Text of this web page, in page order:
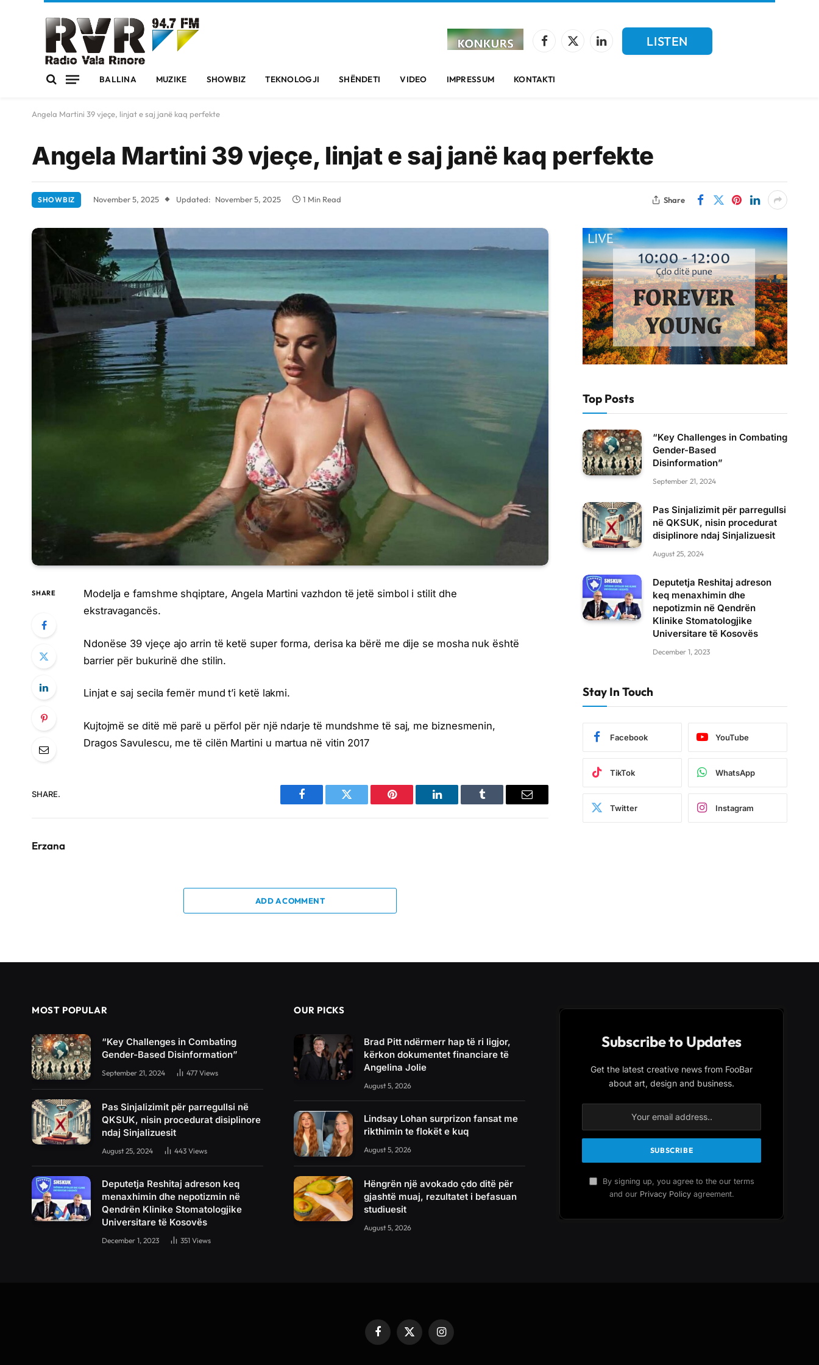
Facebook
X
LinkedIn
LISTEN
BALLINA MUZIKE SHOWBIZ TEKNOLOGJI SHËNDETI VIDEO IMPRESSUM KONTAKTI
Angela Martini 39 vjeçe, linjat e saj janë kaq perfekte
Angela Martini 39 vjeçe, linjat e saj janë kaq perfekte
SHOWBIZ November 5, 2025 Updated: November 5, 2025 1 Min Read Share
SHARE
Modelja e famshme shqiptare, Angela Martini vazhdon të jetë simbol i stilit dhe
ekstravagancës.
Ndonëse 39 vjeçe ajo arrin të ketë super forma, derisa ka bërë me dije se mosha nuk është
barrier për bukurinë dhe stilin.
Linjat e saj secila femër mund t’i ketë lakmi.
Kujtojmë se ditë më parë u përfol për një ndarje të mundshme të saj, me biznesmenin,
Dragos Savulescu, me të cilën Martini u martua në vitin 2017
SHARE.
Facebook Twitter Pinterest LinkedIn Tumblr Email
Erzana
ADD A COMMENT
Top Posts
“Key Challenges in Combating
Gender-Based
Disinformation”
September 21, 2024
Pas Sinjalizimit për parregullsi
në QKSUK, nisin procedurat
disiplinore ndaj Sinjalizuesit
August 25, 2024
Deputetja Reshitaj adreson
keq menaxhimin dhe
nepotizmin në Qendrën
Klinike Stomatologjike
Universitare të Kosovës
December 1, 2023
Stay In Touch
Facebook YouTube
TikTok WhatsApp
Twitter Instagram
MOST POPULAR
“Key Challenges in Combating
Gender-Based Disinformation”
September 21, 2024 477 Views
Pas Sinjalizimit për parregullsi në
QKSUK, nisin procedurat disiplinore
ndaj Sinjalizuesit
August 25, 2024 443 Views
Deputetja Reshitaj adreson keq
menaxhimin dhe nepotizmin në
Qendrën Klinike Stomatologjike
Universitare të Kosovës
December 1, 2023 351 Views
OUR PICKS
Brad Pitt ndërmerr hap të ri ligjor,
kërkon dokumentet financiare të
Angelina Jolie
August 5, 2026
Lindsay Lohan surprizon fansat me
rikthimin te flokët e kuq
August 5, 2026
Hëngrën një avokado çdo ditë për
gjashtë muaj, rezultatet i befasuan
studiuesit
August 5, 2026
Subscribe to Updates
Get the latest creative news from FooBar
about art, design and business.
By signing up, you agree to the our terms
and our Privacy Policyagreement.
Facebook
X
(Twitter)
Instagram